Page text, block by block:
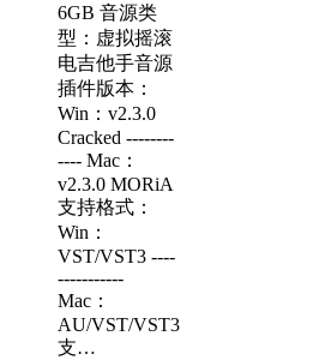
6GB 音源类
型：虚拟摇滚
电吉他手音源
插件版本：
Win：v2.3.0
Cracked --------
---- Mac：
v2.3.0 MORiA
支持格式：
Win：
VST/VST3 ----
-----------
Mac：
AU/VST/VST3
支…